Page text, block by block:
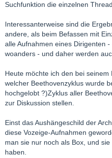
Suchfunktion die einzelnen
Interessanterweise sind die
andere, als beim Befassen mit
alle Aufnahmen eines Dirigenten
woanders - und daher werden
Heute möchte ich den bei
welcher Beethovenzyklus wurde
hochgelobt ?)Zyklus aller
zur Diskussion stellen.
Einst das Aushängeschild der
diese Vozeige-Aufnahmen
man sie nur noch als Box, und
haben.